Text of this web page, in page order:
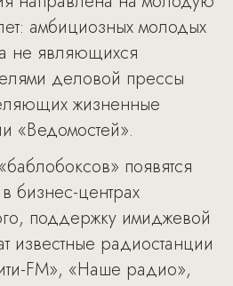
амбициозных молодых
не являющихся
деловой прессы
жизненные
«Ведомостей».
появятся
бизнес-центрах
поддержку имиджевой
известные радиостанции
FM», «Наше радио»,